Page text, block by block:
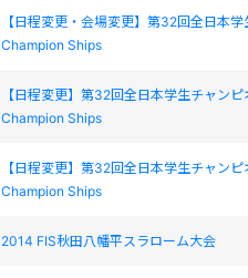
【日程変更・会場変更】第32回全日本
Champion Ships
【日程変更】第32回全日本学生チャン
Champion Ships
【日程変更】第32回全日本学生チャン
Champion Ships
2014 FIS秋田八幡平スラローム大会